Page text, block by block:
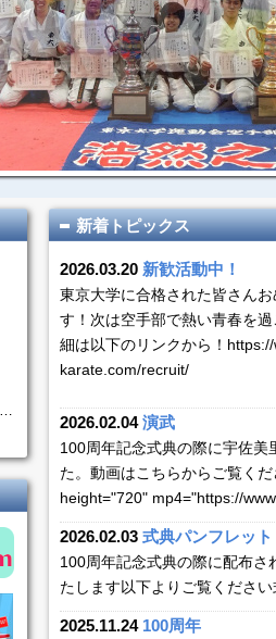
新着トピックス
2026.03.20 新歓活動中！
東京大学に合格された皆さん
す！次は空手部で熱い青春を
細は以下のリンクから！
karate.com/recruit/
2026.02.04演武
100周年記念式典の際に宇佐美
た。動画はこちらからご覧く
height="720" mp4="https://
2026.02.03 式典パンフレット
100周年記念式典の際に配布
たします以下よりご覧くださ
2025.11.24 100周年